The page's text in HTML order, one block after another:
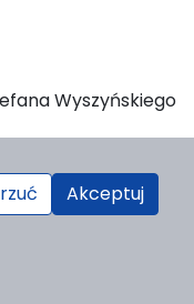
Wyszyńskiego
Akceptuj